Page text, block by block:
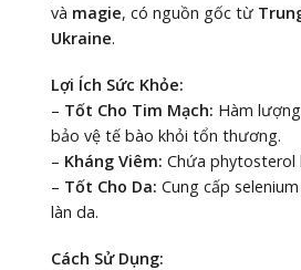
và magie, có nguồn gốc từ
Ukraine.
Lợi Ích Sức Khỏe:
– Tốt Cho Tim Mạch: Hàm
bảo vệ tế bào khỏi tổn thương.
– Kháng Viêm: Chứa phytosterol
– Tốt Cho Da: Cung cấp
làn da.
Cách Sử Dụng: